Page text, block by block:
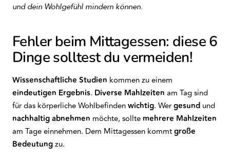
und dein Wohlgefühl mindern können.
Fehler beim Mittagessen: diese 6
Dinge solltest du vermeiden!
Wissenschaftliche Studien kommen zu einem
eindeutigen Ergebnis. Diverse Mahlzeiten am Tag sind
für das körperliche Wohlbefindenwichtig. Wergesund und
nachhaltig abnehmen möchte, sollte mehrere Mahlzeiten
am Tage einnehmen. Dem Mittagessen kommtgroße
Bedeutungzu.